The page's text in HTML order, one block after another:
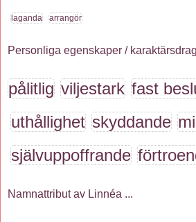
laganda arrangör
Personliga egenskaper /
pålitlig viljestark fast
uthållighet skyddande
självuppoffrande
Namnattribut av Linnéa ...